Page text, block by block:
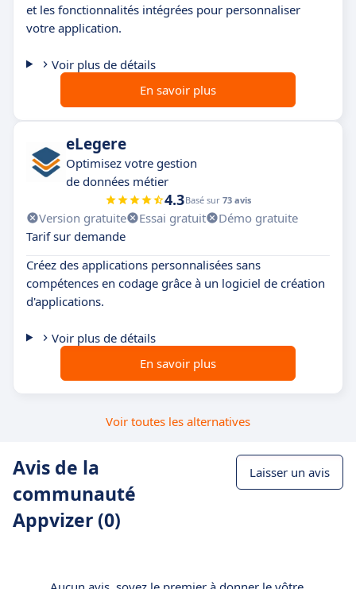
et les fonctionnalités intégrées pour personnaliser
votre application.
Voir plus de détails
En savoir plus
eLegere
Optimisez votre gestion
de données métier
4.3Basé sur 73 avis
Version gratuite Essai gratuit
Démo gratuite
Tarif sur demande
Créez des applications personnalisées sans
compétences en codage grâce à un logiciel de création
d'applications.
Voir plus de détails
En savoir plus
Voir toutes les alternatives
Avis de la
communauté
Appvizer (0)
Laisser un avis